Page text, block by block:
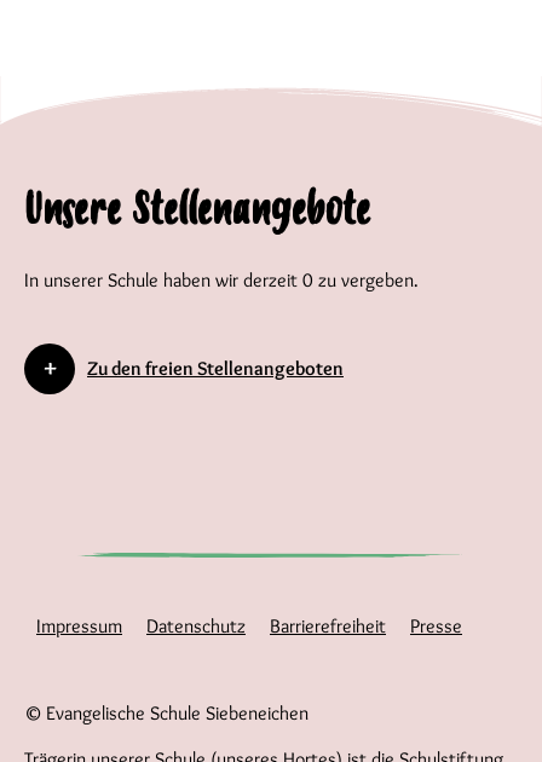
Unsere Stellenangebote
In unserer Schule haben wir derzeit 0 zu vergeben.
Zu den freien Stellenangeboten
© Evangelische Schule Siebeneichen
Impressum Datenschutz Barrierefreiheit Presse